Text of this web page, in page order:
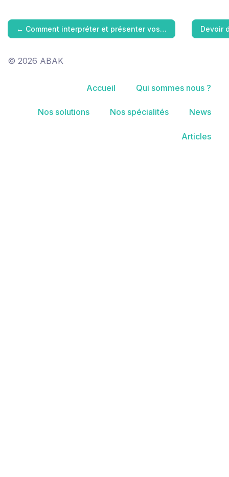
← Comment interpréter et présenter vos… Devoir
© 2026 ABAK
Accueil Qui sommes nous ?
Nos solutions Nos spécialités News
Articles